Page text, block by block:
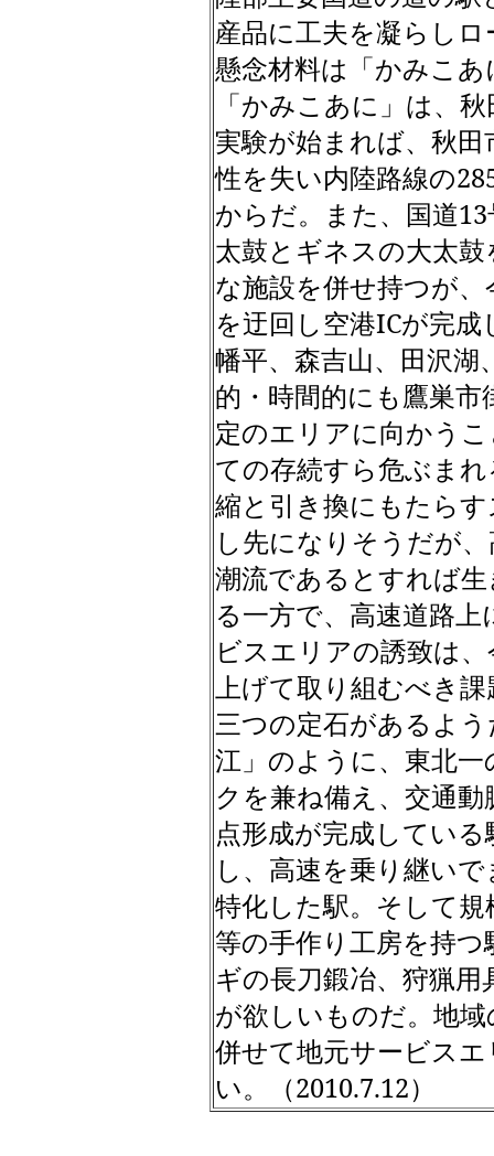
産品に工夫を凝らし
懸念材料は「かみこ
「かみこあに」は、
実験が始まれば、秋
性を失い内陸路線の
からだ。また、国道13
太鼓とギネスの大太
な施設を併せ持つが
を迂回し空港ICが完成
幡平、森吉山、田沢湖
的・時間的にも鷹巣
定のエリアに向かう
ての存続すら危ぶま
縮と引き換にもたら
し先になりそうだが
潮流であるとすれば
る一方で、高速道路
ビスエリアの誘致は
上げて取り組むべき
三つの定石があるよ
江」のように、東北
クを兼ね備え、交通
点形成が完成してい
し、高速を乗り継い
特化した駅。そして
等の手作り工房を持
ギの長刀鍛冶、狩猟
が欲しいものだ。地
併せて地元サービス
い。（2010.7.12）